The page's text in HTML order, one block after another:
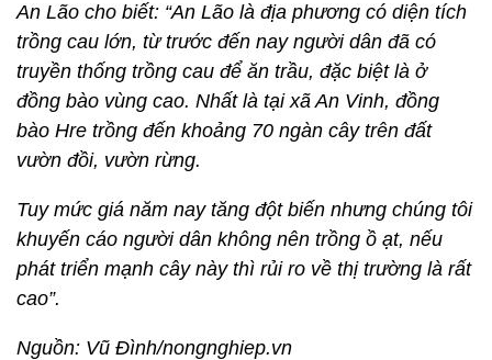
An Lão cho biết: “An Lão là địa phương có diện tích
trồng cau lớn, từ trước đến nay người dân đã có
truyền thống trồng cau để ăn trầu, đặc biệt là ở
đồng bào vùng cao. Nhất là tại xã An Vinh, đồng
bào Hre trồng đến khoảng 70 ngàn cây trên đất
vườn đồi, vườn rừng.
Tuy mức giá năm nay tăng đột biến nhưng chúng tôi
khuyến cáo người dân không nên trồng ồ ạt, nếu
phát triển mạnh cây này thì rủi ro về thị trường là rất
cao”.
Nguồn: Vũ Đình/nongnghiep.vn